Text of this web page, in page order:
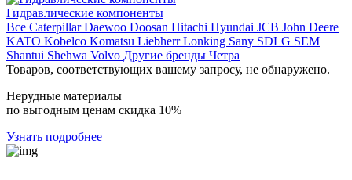
Гидравлические компоненты
Все CaterpillarDaewoo Doosan Hitachi Hyundai JCB John Deere
KATO Kobelco Komatsu LiebherrLonking Sany SDLG SEM
Shantui Shehwa Volvo Другие бренды Четра
Товаров, соответствующих вашему запросу, не обнаружено.
Нерудные материалы
по выгодным ценам скидка 10%
Узнать подробнее